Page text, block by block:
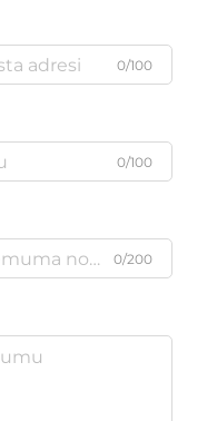
0/100
0/100
0/200